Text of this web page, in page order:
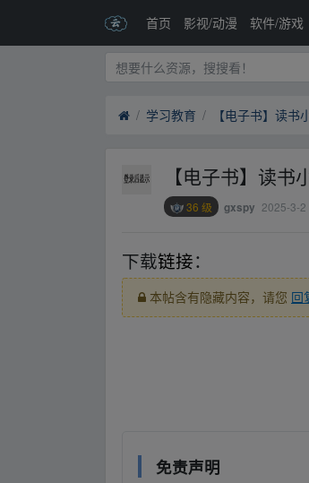
首页 影视/动漫 软件/游戏
学习教育 【电子书】读书
【电子书】读书
36 级 gxspy 2025-3-2
下载链接：
﹏fr‥om w、
本帖含有隐藏内容，请您 回
免责声明